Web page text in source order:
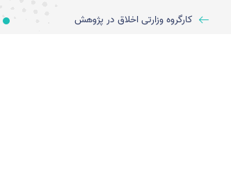
کارگروه وزارتی اخلاق در پژوهش